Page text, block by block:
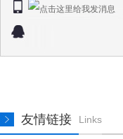
友情链接 Links